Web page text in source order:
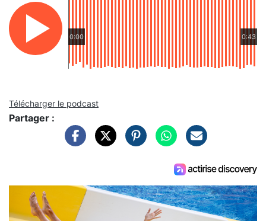
0:00 0:43
Télécharger le podcast
Partager :